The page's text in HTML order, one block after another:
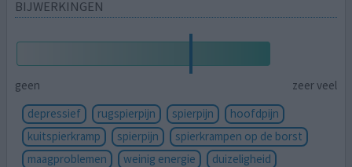
BIJWERKINGEN
geen
zeer veel
depressief
rugspierpijn spierpijn
hoofdpijn
kuitspierkramp
spierpijn
spierkrampen op de borst
maagproblemen
weinig energie duizeligheid